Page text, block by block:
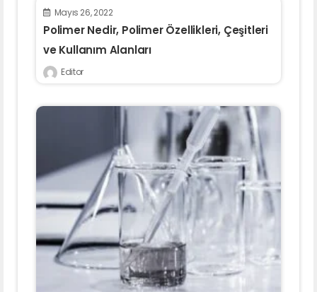
Mayıs 26, 2022
Polimer Nedir, Polimer Özellikleri, Çeşitleri
ve Kullanım Alanları
Editor